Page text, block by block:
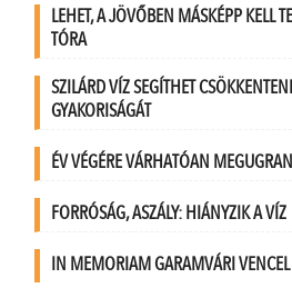
LEHET, A JÖVŐBEN MÁSKÉPP KELL
TÓRA
SZILÁRD VÍZ SEGÍTHET
GYAKORISÁGÁT
ÉV VÉGÉRE VÁRHATÓAN
FORRÓSÁG, ASZÁLY: HIÁNYZIK A VÍZ
IN MEMORIAM GARAMVÁRI